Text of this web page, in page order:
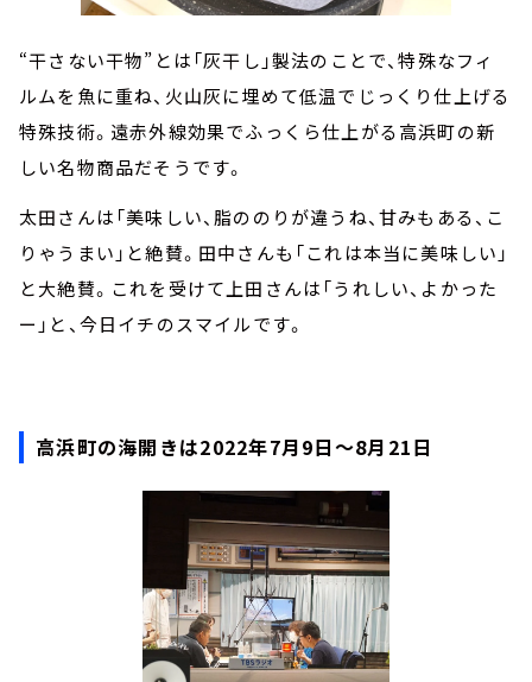
“干さない干物”とは「灰干し」製法のことで、特殊なフィ
ルムを魚に重ね、火山灰に埋めて低温でじっくり仕上げる
特殊技術。遠赤外線効果でふっくら仕上がる高浜町の新
しい名物商品だそうです。
太田さんは「美味しい、脂ののりが違うね、甘みもある、こ
りゃうまい」と絶賛。田中さんも「これは本当に美味しい」
と大絶賛。これを受けて上田さんは「うれしい、よかった
ー」と、今日イチのスマイルです。
高浜町の海開きは2022年7月9日～8月21日